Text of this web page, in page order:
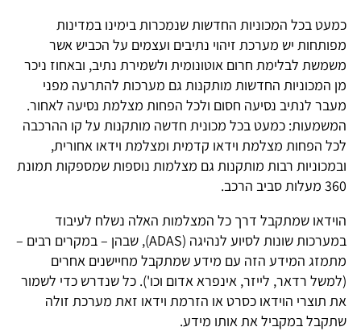
כמעט בכל המכוניות החדשות שנמכרות בימינו במדינות
מפותחות יש מערכת זיהוי נתיבים ועצמים על הכביש אשר
משמשת לבלימת חרום אוטונומית ולשמירת נתיב, ובאחוז ניכר
מן המכוניות החדשות מותקנות גם מערכות להתרעה מפני
מעבר לנתיב נסיעה חסום ולכל הפחות מצלמת נסיעה לאחור.
המשמעות: כמעט בכל מכונית חדשה מותקנות על קו ההרכבה
לכל הפחות מצלמת וידאו קדמית ומצלמת וידאו אחורית,
ובמכוניות רבות מותקנות גם מצלמות נוספות שמספקות תמונת
360 מעלות סביב הרכב.
הוידאו שמתקבל דרך כל המצלמות האלה נשלח לעיבוד
במערכות שונות לסיוע לנהיגה (ADAS), שבהן – במקרים רבים –
מתמזג המידע הזה עם מידע שמתקבל מחיישנים אחרים
(למשל רדאר, לייזר, אינפרא אדום וכו'). כל שנדרש כדי לשמור
את תוצרי הוידאו כסרט או הזרמת וידאו זאת מערכת זולה
שתקבל במקביל את אותו מידע.